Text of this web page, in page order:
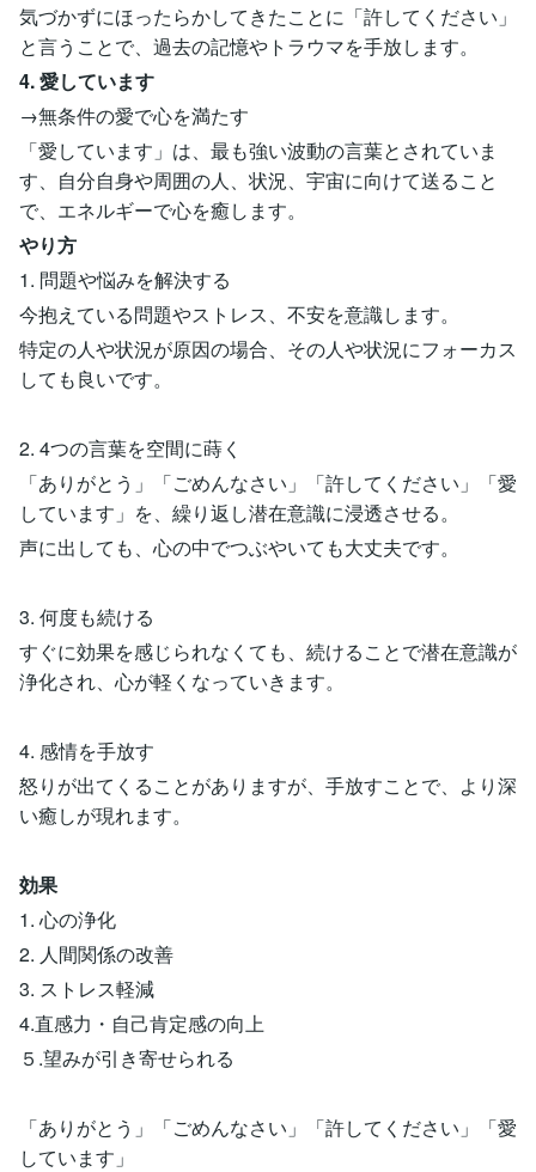
気づかずにほったらかしてきたことに「許してください」
と言うことで、過去の記憶やトラウマを手放します。
4. 愛しています
→無条件の愛で心を満たす
「愛しています」は、最も強い波動の言葉とされていま
す、自分自身や周囲の人、状況、宇宙に向けて送ること
で、エネルギーで心を癒します。
やり方
1. 問題や悩みを解決する
今抱えている問題やストレス、不安を意識します。
特定の人や状況が原因の場合、その人や状況にフォーカス
しても良いです。
2. 4つの言葉を空間に蒔く
「ありがとう」「ごめんなさい」「許してください」「愛
しています」を、繰り返し潜在意識に浸透させる。
声に出しても、心の中でつぶやいても大丈夫です。
3. 何度も続ける
すぐに効果を感じられなくても、続けることで潜在意識が
浄化され、心が軽くなっていきます。
4. 感情を手放す
怒りが出てくることがありますが、手放すことで、より深
い癒しが現れます。
効果
1. 心の浄化
2. 人間関係の改善
3. ストレス軽減
4.直感力・自己肯定感の向上
５.望みが引き寄せられる
「ありがとう」「ごめんなさい」「許してください」「愛
しています」